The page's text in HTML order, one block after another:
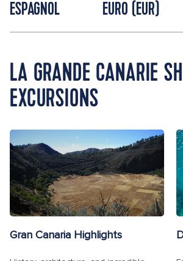
ESPAGNOL EURO (EUR)
LA GRANDE CANARIE
EXCURSIONS